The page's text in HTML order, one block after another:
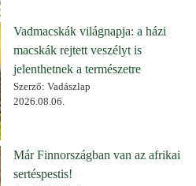
Vadmacskák világnapja: a házi
macskák rejtett veszélyt is
jelenthetnek a természetre
Szerző: Vadászlap
2026.08.06.
Már Finnországban van az afrikai
sertéspestis!